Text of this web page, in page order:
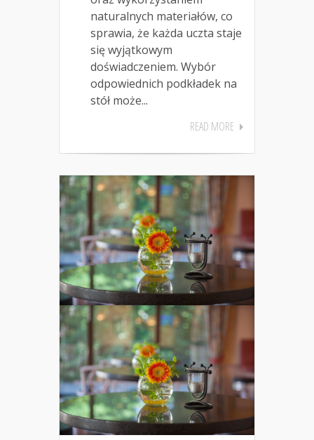
naturalnych materiałów, co
sprawia, że każda uczta staje
się wyjątkowym
doświadczeniem. Wybór
odpowiednich podkładek na
stół może...
READ MORE